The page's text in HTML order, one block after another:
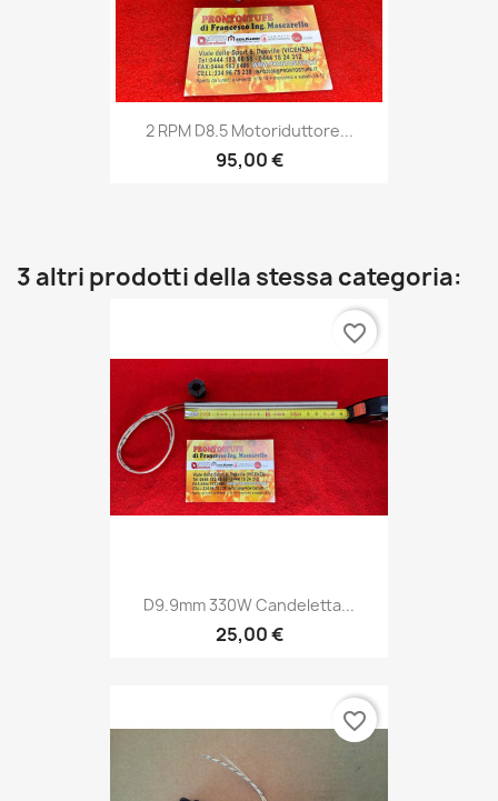
2 RPM D8.5 Motoriduttore...
95,00 €
3 altri prodotti della stessa categoria:
D9.9mm 330W Candeletta...
25,00 €
favorite_border
favorite_border